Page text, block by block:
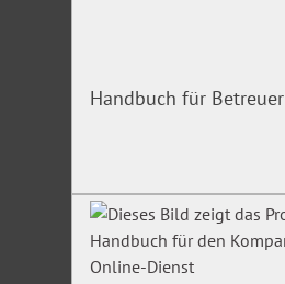
Handbuch für Betreuer